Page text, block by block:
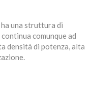
una struttura di
comunque ad
densità di potenza, alta